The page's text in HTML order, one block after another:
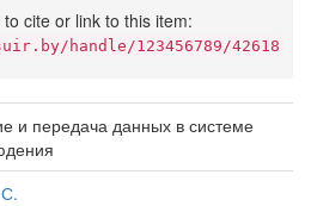
cite or link to this item:
handle/123456789/42618
и передача данных в системе